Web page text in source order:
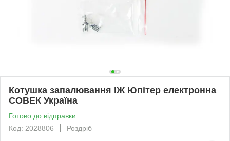
Котушка запалювання ІЖ Юпітер електронна
СОВЕК Україна
Готово до відправки
Код: 2028806
Роздріб